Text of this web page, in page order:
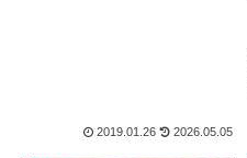
2019.01.26 2026.05.05